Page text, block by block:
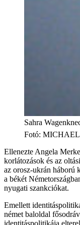
Sahra
Fotó: MICHAEL
Ellenezte Angela
korlátozások és az
az orosz-ukrán háború
a békét
nyugati szankciókat.
Emellett
német baloldal
identitáspolitikája